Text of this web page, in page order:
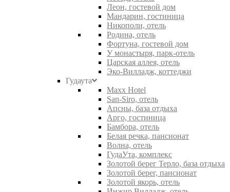
Леон, гостевой дом
Мандарин, гостиница
Никополи, отель
Родина, отель
Фортуна, гостевой дом
У монастыря, парк-отель
Царская аллея, отель
Эко-Вилладж, коттеджи
Гудаута
Maxx Hotel
San-Siro, отель
Апсны, база отдыха
Арго, гостиница
Бамбора, отель
Белая речка, пансионат
Волна, отель
ГудаУта, комплекс
Золотой берег Терло, база отдыха
Золотой берег, пансионат
Золотой якорь, отель